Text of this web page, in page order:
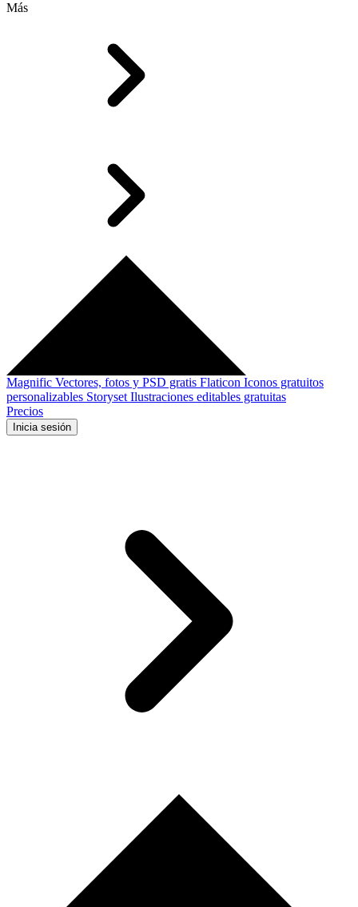
Más
Magnific Vectores, fotos y PSD gratis Flaticon Iconos gratuitos
personalizables Storyset Ilustraciones editables gratuitas
Precios
Inicia sesión